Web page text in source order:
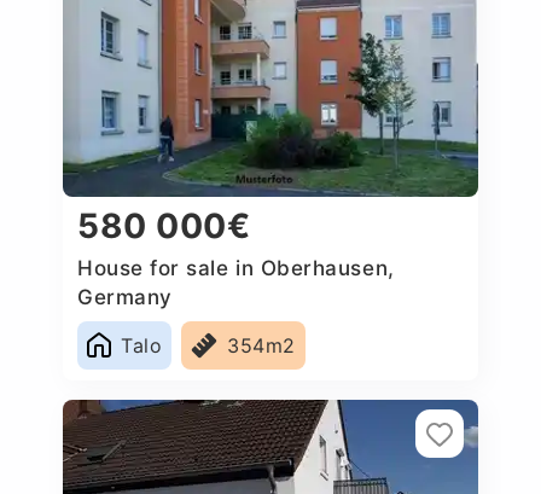
580 000€
House for sale in Oberhausen,
Germany
Talo
354m2